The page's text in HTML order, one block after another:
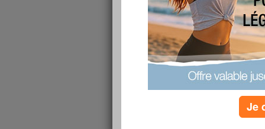
Je